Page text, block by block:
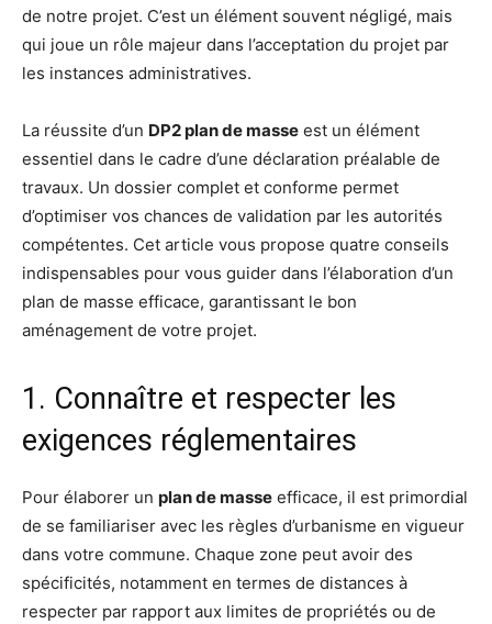
de notre projet. C’est un élément souvent négligé, mais
qui joue un rôle majeur dans l’acceptation du projet par
les instances administratives.
La réussite d’un DP2 plan de masse est un élément
essentiel dans le cadre d’une déclaration préalable de
travaux. Un dossier complet et conforme permet
d’optimiser vos chances de validation par les autorités
compétentes. Cet article vous propose quatre conseils
indispensables pour vous guider dans l’élaboration d’un
plan de masse efficace, garantissant le bon
aménagement de votre projet.
1. Connaître et respecter les
exigences réglementaires
Pour élaborer un plan de masse efficace, il est primordial
de se familiariser avec les règles d’urbanisme en vigueur
dans votre commune. Chaque zone peut avoir des
spécificités, notamment en termes de distances à
respecter par rapport aux limites de propriétés ou de